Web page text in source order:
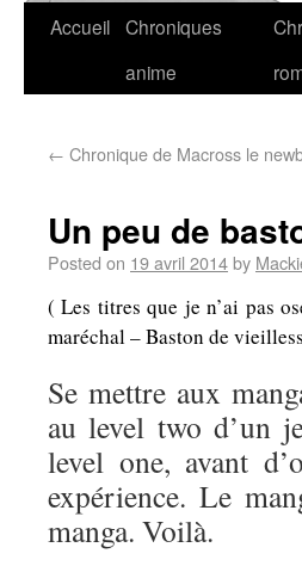
Accueil Chroniques
anime
← Chronique de Macross le
Un peu de
Posted on 19 avril 2014by
( Les titres que je n’ai pas
maréchal – Baston de
Se mettre aux
au level two d’un
level one, avant
expérience. Le
manga. Voilà.